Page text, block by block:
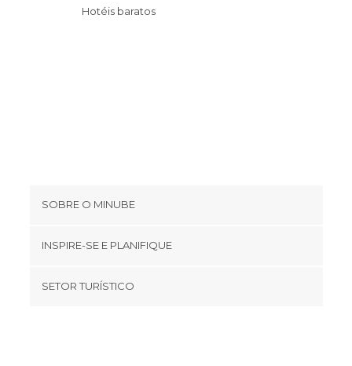
Hotéis baratos
SOBRE O MINUBE
Términos e Condições
INSPIRE-SE E PLANIFIQUE
footer@item_discovertips_anchor
SETOR TURÍSTICO